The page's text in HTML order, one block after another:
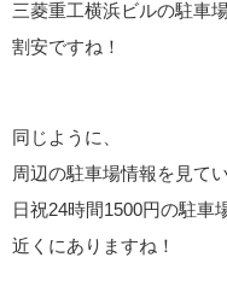
三菱重工横浜ビルの駐車
割安ですね！
同じように、
周辺の駐車場情報を見てい
日祝24時間1500円の駐車
近くにありますね！